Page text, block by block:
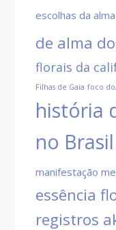
escolhas da alma
de alma
florais da
Filhas de Gaia foco
história
no Brasil
manifestação
essência
registros